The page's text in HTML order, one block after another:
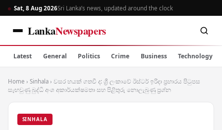
Sat, 8 Aug 2026Sri Lanka’s news, updated around the clock
LankaNewspapers
Latest General Politics Crime Business Technology
Home › Sinhala › වසර හයක් ගතවී ද: ශ්‍රී ලංකාවේ ඊස්ටර් ඉරිදා ප්‍රහාරය පිටුපස
සැඟවුණු බුද්ධි අංශ අකාර්යක්ෂමතා සහ පිළිතුරු නොලැබුණු ප්‍රශ්න
SINHALA